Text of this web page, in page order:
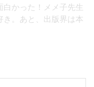
かった！メメ子先生
き。あと、出版界は本